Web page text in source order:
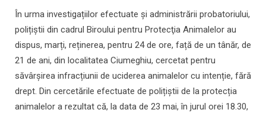
În urma investigațiilor efectuate și administrării probatoriului,
polițiștii din cadrul Biroului pentru Protecţia Animalelor au
dispus, marți, reținerea, pentru 24 de ore, față de un tânăr, de
21 de ani, din localitatea Ciumeghiu, cercetat pentru
săvârșirea infracțiunii de uciderea animalelor cu intenție, fără
drept. Din cercetările efectuate de polițiștii de la protecția
animalelor a rezultat că, la data de 23 mai, în jurul orei 18.30,